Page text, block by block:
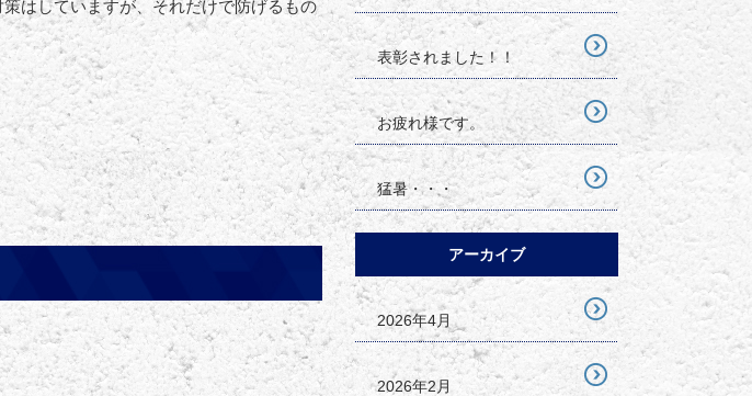
はしていますが、それだけで防げるもの
表彰されました！！
お疲れ様です。
猛暑・・・
アーカイブ
2026年4月
2026年2月